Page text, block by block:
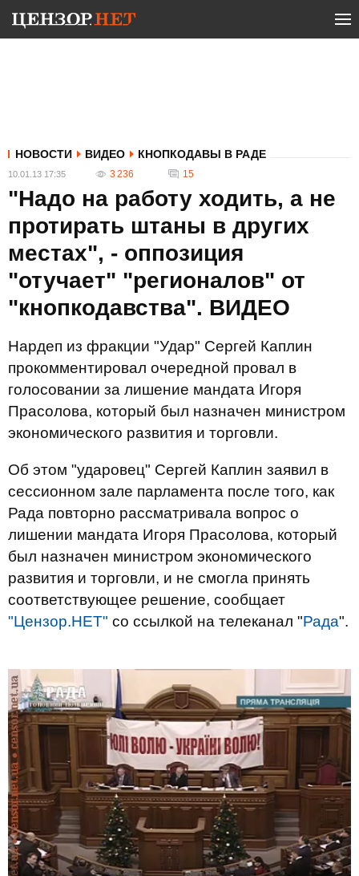
НОВОСТИ ВИДЕО КНОПКОДАВЫ В РАДЕ
10.01.13 17:35 3 236 15
"Надо на работу ходить, а не
протирать штаны в других
местах", - оппозиция
"отучает" "регионалов" от
"кнопкодавства". ВИДЕО
Нардеп из фракции "Удар" Сергей Каплин
прокомментировал очередной провал в
голосовании за лишение мандата Игоря
Прасолова, который был назначен министром
экономического развития и торговли.
Об этом "ударовец" Сергей Каплин заявил в
сессионном зале парламента после того, как
Рада повторно рассматривала вопрос о
лишении мандата Игоря Прасолова, который
был назначен министром экономического
развития и торговли, и не смогла принять
соответствующее решение, сообщает
"Цензор.НЕТ" со ссылкой на телеканал "Рада".